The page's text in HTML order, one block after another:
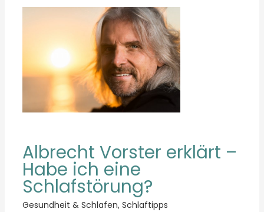
Albrecht Vorster erklärt –
Habe ich eine
Schlafstörung?
Gesundheit & Schlafen, Schlaftipps